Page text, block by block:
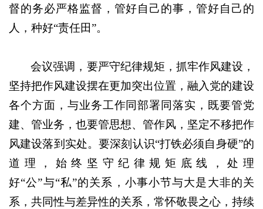
督的务必严格监督，管好自己的事，管好自己的
人，种好“责任田”。
会议强调，要严守纪律规矩，抓牢作风建设，
坚持把作风建设摆在更加突出位置，融入党的建设
各个方面，与业务工作同部署同落实，既要管党
建、管业务，也要管思想、管作风，坚定不移把作
风建设落到实处。要深刻认识“打铁必须自身硬”的
道理，始终坚守纪律规矩底线，处理
好“公”与“私”的关系，小事小节与大是大非的关
系，共同性与差异性的关系，常怀敬畏之心，持续